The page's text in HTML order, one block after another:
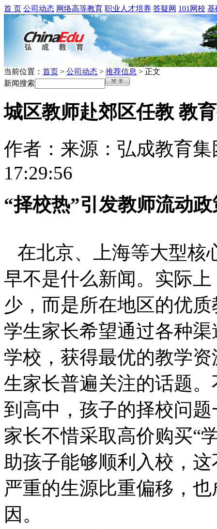
首 页 公司动态 网络高等教育 职业人才培养 答疑网 101网校 基
当前位置： 首页 > 公司动态 > 推荐信息 > 正文
新闻搜索
城区教师赴郊区任教 教
作者： 来源：弘成教育集
17:29:56
“择校热”引发教师流动
在北京、上海等大型核
早不是什么新闻。实际
少，而是所在地区的优
学生家长希望通过各种
学校，获得最优的教学
生家长普遍关注的话题
到高中，孩子的择校问
家长不惜采取高价购买“
助孩子能够顺利入校，
严重的生源比重偏移，
因。